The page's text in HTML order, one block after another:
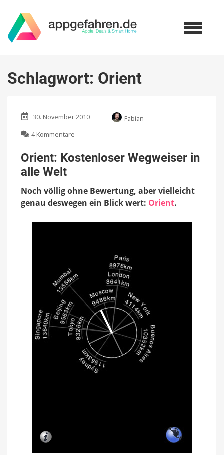
Schlagwort: Orient
30. November 2010
Fabian
4 Kommentare
Kostenloser
Wegweiser
Welt
Orient: Kostenloser Wegweiser in
alle Welt
Noch völlig ohne Bewertung, aber vielleicht
genau deswegen ein Blick wert: Orient.